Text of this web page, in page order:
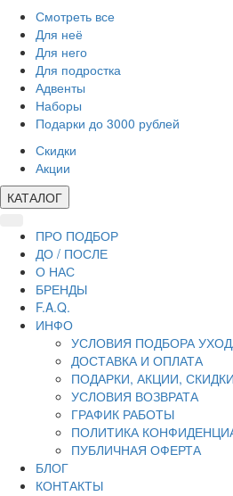
Смотреть все
Для неё
Для него
Для подростка
Адвенты
Наборы
Подарки до 3000 рублей
Скидки
Акции
КАТАЛОГ
ПРО ПОДБОР
ДО / ПОСЛЕ
О НАС
БРЕНДЫ
F.A.Q.
ИНФО
УСЛОВИЯ ПОДБОРА
ДОСТАВКА И ОПЛАТА
ПОДАРКИ, АКЦИИ,
УСЛОВИЯ ВОЗВРАТА
ГРАФИК РАБОТЫ
ПОЛИТИКА
ПУБЛИЧНАЯ ОФЕРТА
БЛОГ
КОНТАКТЫ